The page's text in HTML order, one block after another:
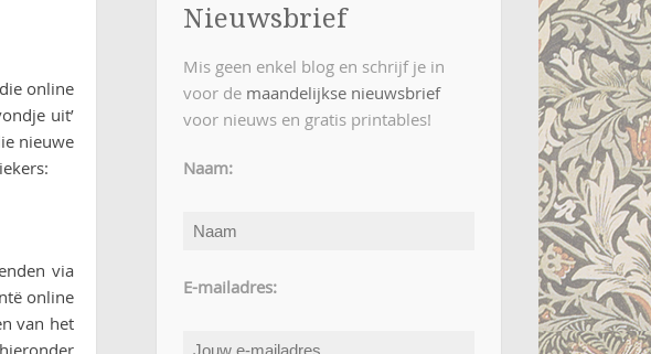
online
uit’
nieuwe
via
online
van het
Nieuwsbrief
Mis geen enkel blog en schrijf je in
voor de maandelijkse nieuwsbrief
voor nieuws en gratis printables!
Naam:
E-mailadres: